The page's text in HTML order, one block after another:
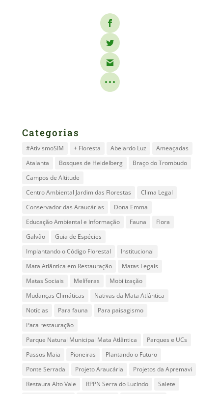
Categorias
#AtivismoSIM + Floresta Abelardo Luz
Ameaçadas
Atalanta
Bosques de Heidelberg
Braço do Trombudo
Campos de Altitude
Centro Ambiental Jardim das Florestas
Clima Legal
Conservador das Araucárias
Dona Emma
Educação Ambiental e Informação
Fauna
Flora
Galvão
Guia de Espécies
Implantando o Código Florestal
Institucional
Mata Atlântica em Restauração
Matas Legais
Matas Sociais
Melíferas
Mobilização
Mudanças Climáticas
Nativas da Mata Atlântica
Notícias
Para fauna
Para paisagismo
Para restauração
Parque Natural Municipal Mata Atlântica
Parques e UCs
Passos Maia
Pioneiras
Plantando o Futuro
Ponte Serrada
Projeto Araucária
Projetos da Apremavi
Restaura Alto Vale
RPPN Serra do Lucindo
Salete